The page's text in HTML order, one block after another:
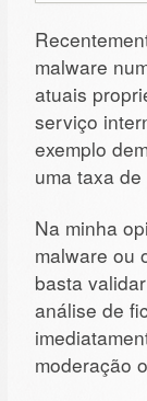
malware
atuais
serviço
exemplo
uma taxa
Na minha
malware ou
basta
análise de
moderação